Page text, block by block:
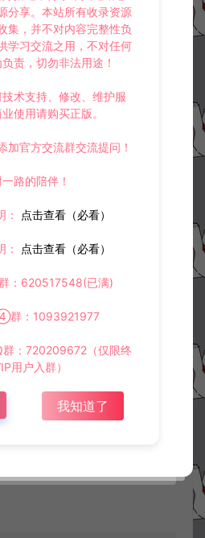
分享。本站所有收录资源
集，并不对内容完整性负
学习交流之用，不对任何
责，切勿非法用途！
术支持、修改、维护服
使用请购买正版。
加官方交流群交流提问！
路的陪伴！
： 点击查看（必看）
： 点击查看（必看）
：620517548(已满)
群：1093921977
群：720209672（仅限终
用户入群）
我知道了